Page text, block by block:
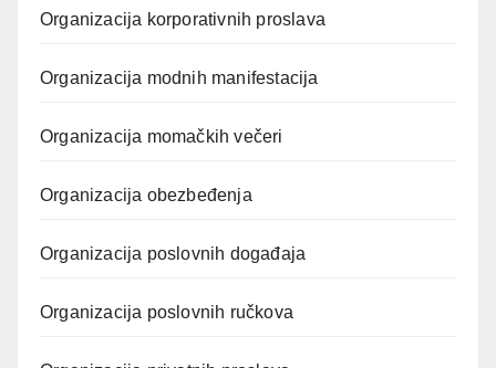
Organizacija korporativnih proslava
Organizacija modnih manifestacija
Organizacija momačkih večeri
Organizacija obezbeđenja
Organizacija poslovnih događaja
Organizacija poslovnih ručkova